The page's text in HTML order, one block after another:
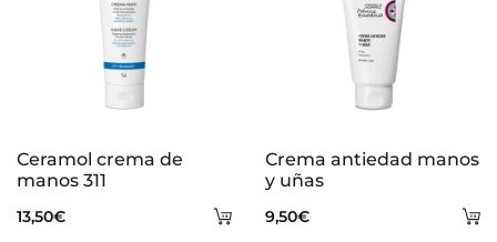
Añadir
Ceramol crema de
manos 311
13,50€
Crema antiedad manos
y uñas
9,50€